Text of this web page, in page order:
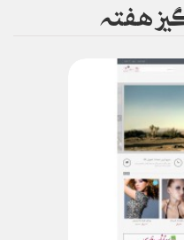
هفته